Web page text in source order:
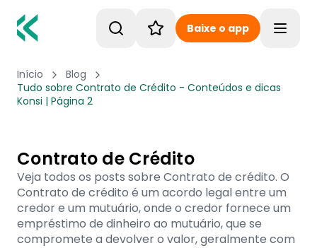
Baixe o app
Início
Blog
Tudo sobre Contrato de Crédito - Conteúdos e dicas
Konsi | Página 2
Contrato de Crédito
Veja todos os posts sobre Contrato de crédito. O
Contrato de crédito é um acordo legal entre um
credor e um mutuário, onde o credor fornece um
empréstimo de dinheiro ao mutuário, que se
compromete a devolver o valor, geralmente com